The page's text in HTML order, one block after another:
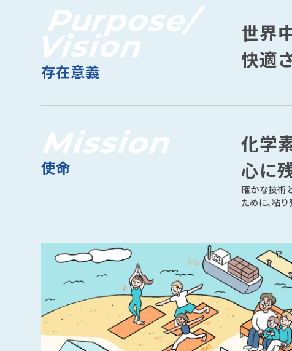
Purpose/
Vision
存在意義
世界
快適
Mission
使命
化学
心に
確かな技術
ために、粘